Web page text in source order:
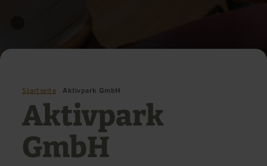
Startseite Aktivpark GmbH
Aktivpark
GmbH